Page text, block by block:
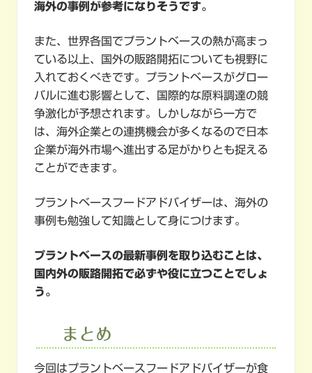
海外の事例が参考になりそうです。
また、世界各国でプラントベースの熱が高まっ
ている以上、国外の販路開拓についても視野に
入れておくべきです。プラントベースがグロー
バルに進む影響として、国際的な原料調達の競
争激化が予想されます。しかしながら一方で
は、海外企業との連携機会が多くなるので日本
企業が海外市場へ進出する足がかりとも捉える
ことができます。
プラントベースフードアドバイザーは、海外の
事例も勉強して知識として身につけます。
プラントベースの最新事例を取り込むことは、
国内外の販路開拓で必ずや役に立つことでしょ
う。
まとめ
今回はプラントベースフードアドバイザーが食